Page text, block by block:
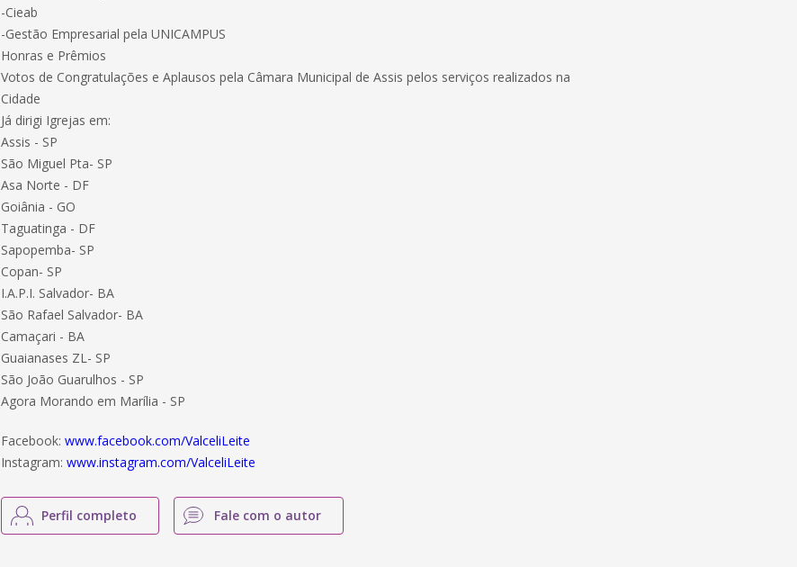
-Cieab
-Gestão Empresarial pela UNICAMPUS
Honras e Prêmios
Votos de Congratulações e Aplausos pela Câmara Municipal de Assis pelos serviços realizados na
Cidade
Já dirigi Igrejas em:
Assis - SP
São Miguel Pta- SP
Asa Norte - DF
Goiânia - GO
Taguatinga - DF
Sapopemba- SP
Copan- SP
I.A.P.I. Salvador- BA
São Rafael Salvador- BA
Camaçari - BA
Guaianases ZL- SP
São João Guarulhos - SP
Agora Morando em Marília - SP
Facebook:www.facebook.com/ValceliLeite
Instagram:www.instagram.com/ValceliLeite
Perfil completo Fale com o autor